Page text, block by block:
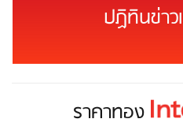
ปฏิทินข่า
ราคาทอง